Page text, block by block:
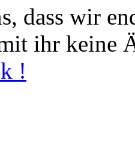
dass wir
ihr keine
!